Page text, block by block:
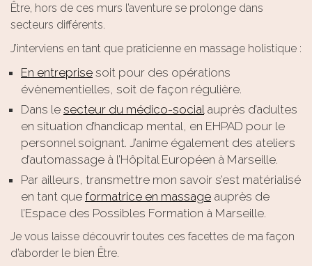
Être, hors de ces murs l’aventure se prolonge dans
secteurs différents.
J’interviens en tant que praticienne en massage holistique :
En entreprise soit pour des opérations
évènementielles, soit de façon régulière.
Dans le secteur du médico-social auprès d’adultes
en situation d’handicap mental, en EHPAD pour le
personnel soignant. J’anime également des ateliers
d’automassage à l’Hôpital Européen à Marseille.
Par ailleurs, transmettre mon savoir s’est matérialisé
en tant que formatrice en massage auprès de
l’Espace des Possibles Formation à Marseille.
Je vous laisse découvrir toutes ces facettes de ma façon
d’aborder le bien Être.